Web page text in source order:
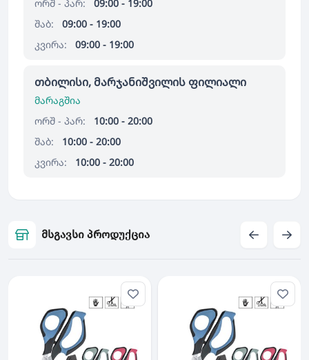
ორშ - პარ:
09:00 - 19:00
შაბ:
09:00 - 19:00
კვირა:
09:00 - 19:00
თბილისი, მარჯანიშვილის ფილიალი
მარაგშია
ორშ - პარ:
10:00 - 20:00
შაბ:
10:00 - 20:00
კვირა:
10:00 - 20:00
მსგავსი პროდუქცია